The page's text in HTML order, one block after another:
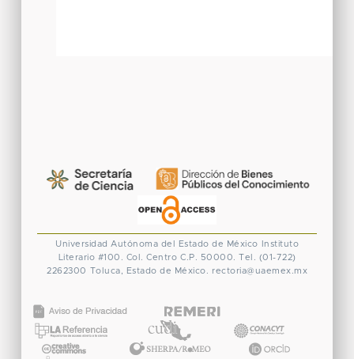
Universidad Autónoma del Estado de México
Instituto
Literario #100. Col. Centro C.P. 50000. Tel. (01-722)
2262300 Toluca, Estado de México. rectoria@uaemex.mx